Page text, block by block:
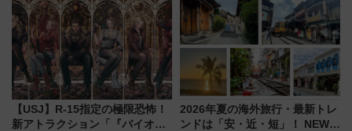
饅」、オムライス専門店「肉と
たまご」新グルメ続々登場！
【2026年8月】
リサーチ」本格謎解き・グッズ
情報まとめ
【USJ】R-15指定の極限恐怖！
新アトラクション「『バイオハ
2026年夏の海外旅行・最新トレ
ンドは「安・近・短」！ NEWT